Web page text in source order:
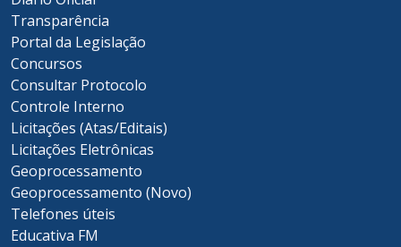
Transparência
Portal da Legislação
Concursos
Consultar Protocolo
Controle Interno
Licitações (Atas/Editais)
Licitações Eletrônicas
Geoprocessamento
Geoprocessamento (Novo)
Telefones úteis
Educativa FM